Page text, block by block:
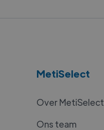
MetiSelect
Over MetiSelect
Ons team